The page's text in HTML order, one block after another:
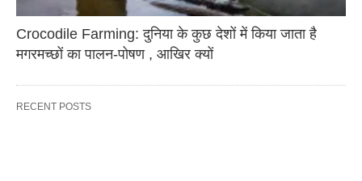
Crocodile Farming: दुनिया के कुछ देशों में किया जाता है
मगरमच्छों का पालन-पोषण , आखिर क्यों
RECENT POSTS